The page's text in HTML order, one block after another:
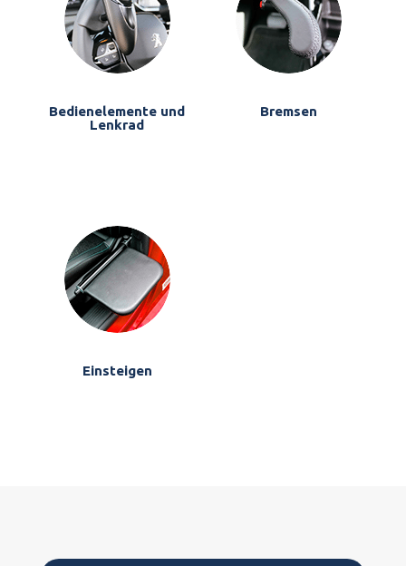
Bedienelemente und
Lenkrad
Bremsen
Einsteigen